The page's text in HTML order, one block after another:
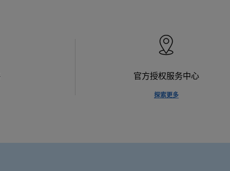
官方授权服务中心
探索更多